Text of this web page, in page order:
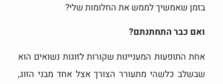
בזמן שאמשיך לממש את החלומות שלי?
ואם כבר התחתנתם?
אחת התופעות המעניינות שקורות לזוגות נשואים הוא
שבשלב כלשהי מתעורר הצורך אצל אחד מבני הזוג,